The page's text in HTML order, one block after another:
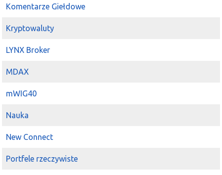
Komentarze Giełdowe
Kryptowaluty
LYNX Broker
MDAX
mWIG40
Nauka
New Connect
Portfele rzeczywiste